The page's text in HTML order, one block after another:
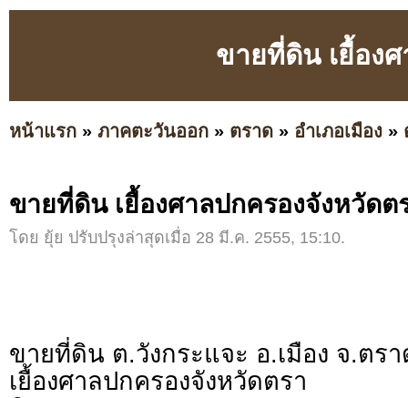
ขายที่ดิน เยื้อง
หน้าแรก » ภาคตะวันออก » ตราด » อำเภอเมือง »
ขายที่ดิน เยื้องศาลปกครองจังหวัดต
โดย ยุ้ย ปรับปรุงล่าสุดเมื่อ 28 มี.ค. 2555, 15:10.
ขายที่ดิน ต.วังกระแจะ อ.เมือง จ.ตรา
เยื้องศาลปกครองจังหวัดตรา